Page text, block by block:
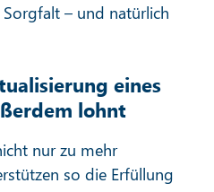
– und natürlich
eines
lohnt
nur zu mehr
so die Erfüllung